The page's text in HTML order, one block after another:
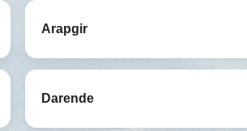
Arapgir
Darende